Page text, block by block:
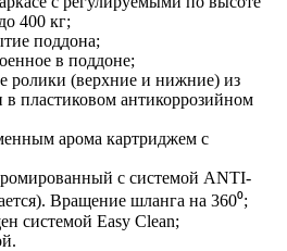
400 кг;
поддона;
в поддоне;
ролики (верхние и нижние) из
пластиковом антикоррозийном
арома картриджем c
с системой ANTI-
Вращение шланга на 360⁰;
системой Easy Clean;